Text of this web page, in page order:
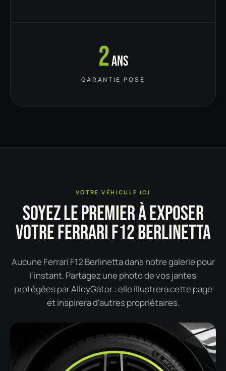
2ans
GARANTIE POSE
VOTRE VÉHICULE ICI
SOYEZ LE PREMIER À EXPOSER
VOTRE FERRARI F12 BERLINETTA
Aucune Ferrari F12 Berlinetta dans notre galerie pour
l'instant. Partagez une photo de vos jantes
protégées par AlloyGator : elle illustrera cette page
et inspirera d'autres propriétaires.